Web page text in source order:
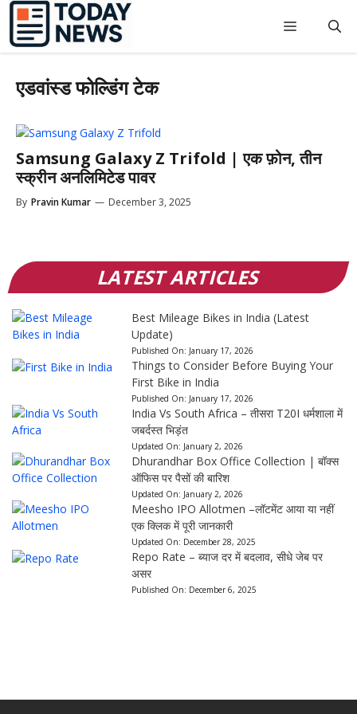
Skip
content
Menu
एडवांस्ड फोल्डिंग टेक
Samsung Galaxy Z Trifold | एक फ़ोन, तीन
स्क्रीन अनलिमिटेड पावर
By Pravin Kumar — December 3, 2025
LATEST ARTICLES
Best Mileage Bikes in India (Latest
Update)
Published On: January 17, 2026
Things to Consider Before Buying Your
First Bike in India
Published On: January 17, 2026
India Vs South Africa – तीसरा T20I धर्मशाला में
जबर्दस्त भिड़ंत
Updated On: January 2, 2026
Dhurandhar Box Office Collection | बॉक्स
ऑफिस पर पैसों की बारिश
Updated On: January 2, 2026
Meesho IPO Allotmen –लॉटमेंट आया या नहीं
एक क्लिक में पूरी जानकारी
Updated On: December 28, 2025
Repo Rate – ब्याज दर में बदलाव, सीधे जेब पर
असर
Published On: December 6, 2025